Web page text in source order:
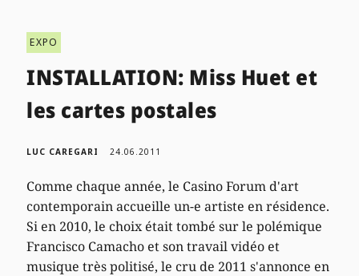
EXPO
INSTALLATION: Miss Huet et
les cartes postales
LUC CAREGARI 24.06.2011
Comme chaque année, le Casino Forum d'art
contemporain accueille un-e artiste en résidence.
Si en 2010, le choix était tombé sur le polémique
Francisco Camacho et son travail vidéo et
musique très politisé, le cru de 2011 s'annonce en